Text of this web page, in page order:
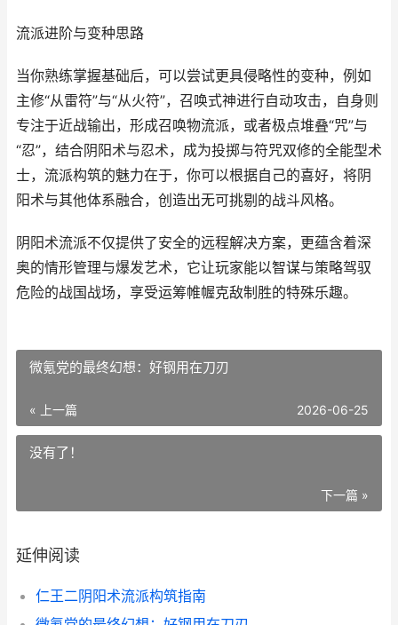
流派进阶与变种思路
当你熟练掌握基础后，可以尝试更具侵略性的变种，例如
主修“从雷符”与“从火符”，召唤式神进行自动攻击，自身则
专注于近战输出，形成召唤物流派，或者极点堆叠“咒”与
“忍”，结合阴阳术与忍术，成为投掷与符咒双修的全能型术
士，流派构筑的魅力在于，你可以根据自己的喜好，将阴
阳术与其他体系融合，创造出无可挑剔的战斗风格。
阴阳术流派不仅提供了安全的远程解决方案，更蕴含着深
奥的情形管理与爆发艺术，它让玩家能以智谋与策略驾驭
危险的战国战场，享受运筹帷幄克敌制胜的特殊乐趣。
微氪党的最终幻想：好钢用在刀刃
« 上一篇 2026-06-25
没有了！
下一篇 »
延伸阅读
仁王二阴阳术流派构筑指南